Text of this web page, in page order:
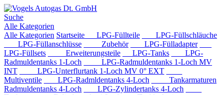
Suche
Alle Kategorien
Alle Kategorien Startseite LPG-Füllteile
LPG-Füllschläuche
LPG-Füllanschlüsse
Zubehör
LPG-Fülladapter
LPG-Füllsets
Erweiterungsteile LPG-Tanks
LPG-
Radmuldentanks 1-Loch
LPG-Radmuldentanks 1-Loch MV
INT
LPG-Unterflurtank 1-Loch MV 0° EXT
Multiventile
LPG-Radmldentanks 4-Loch
Tankarmaturen
Radmuldentanks 4-Loch
LPG-Zylindertanks 4-Loch